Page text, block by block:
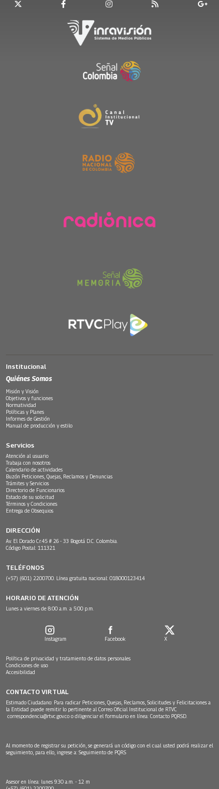
Institucional
Quiénes Somos
Misión y Visión
Objetivos y funciones
Normatividad
Políticas y Planes
Informes de Gestión
Manual de producción y estilo
Servicios
Atención al usuario
Trabaja con nosotros
Calendario de actividades
Buzón Peticiones, Quejas, Reclamos y Denuncias
Trámites y Servicios
Directorio de Funcionarios
Estado de su solicitud
Términos y Condiciones
Entrega de Obsequios
DIRECCIÓN
Av. El Dorado Cr.45 # 26 - 33 Bogotá D.C. Colombia.
Código Postal: 111321
TELÉFONOS
(+57) (601) 2200700. Línea gratuita nacional: 018000123414
HORARIO DE ATENCIÓN
Lunes a viernes de 8:00 a.m. a 5:00 p.m.
Instagram Facebook X
Política de privacidad y tratamiento de datos personales
Condiciones de uso
Accesibilidad
CONTACTO VIRTUAL
Estimado Ciudadano: Para radicar Peticiones, Quejas, Reclamos, Solicitudes y Felicitaciones a
la Entidad puede remitir lo pertinente al Correo Oficial Institucional de RTVC
correspondencia@rtvc.gov.co o diligenciar el formulario en línea: Contacto PQRSD.
Al momento de registrar su petición, se generará un código con el cual usted podrá realizar el
seguimiento, para ello, ingrese a: Seguimiento de PQRS
Asesor en línea: lunes 9:30 a.m. - 12 m